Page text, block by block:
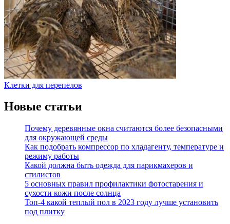
Клетки для перепелов
Новые статьи
Почему деревянные окна считаются более безопасными
для окружающей среды
Как подобрать компрессор по хладагенту, температуре и
режиму работы
Какой должна быть одежда для парикмахеров и
стилистов
5 основных правил профилактики фотостарения и
сухости кожи после солнца
Топ-4 какой теплый пол в 2023 году лучше установить
под плитку